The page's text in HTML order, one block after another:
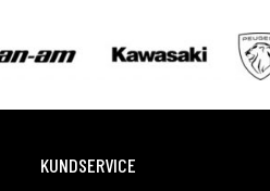
KUNDSERVICE